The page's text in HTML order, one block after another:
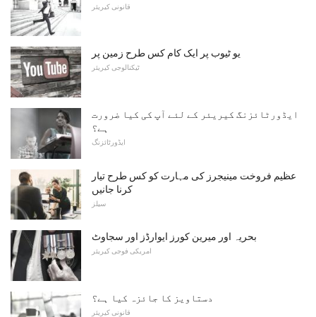
قانونی کیریئر
یو ٹیوب پر ایک کام کس طرح زمین پر
ٹیکنالوجی کیریئر
ایڈورٹائزنگ کیریئر کے لئے آپ کی کیا ضرورت
ہے؟
ایڈورٹائزنگ
عظیم فروخت مینیجرز کی مہارت کو کس طرح تیار
کرنا جانیں
سیلز
بحریہ اور میرین کورز ایوارڈز اور سجاوٹ
امریکی فوجی کیریئر
دستاویز کا جائزہ کیا ہے؟
قانونی کیریئر